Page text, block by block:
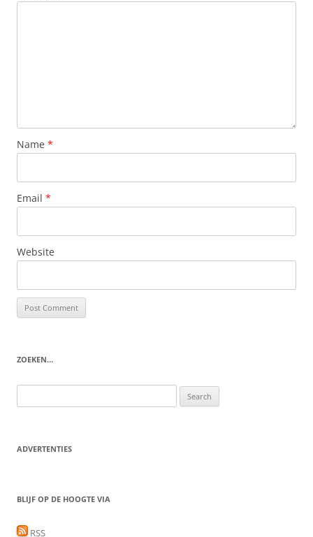
Name *
Email *
Website
ZOEKEN…
for:
ADVERTENTIES
BLIJF OP DE HOOGTE VIA
RSS